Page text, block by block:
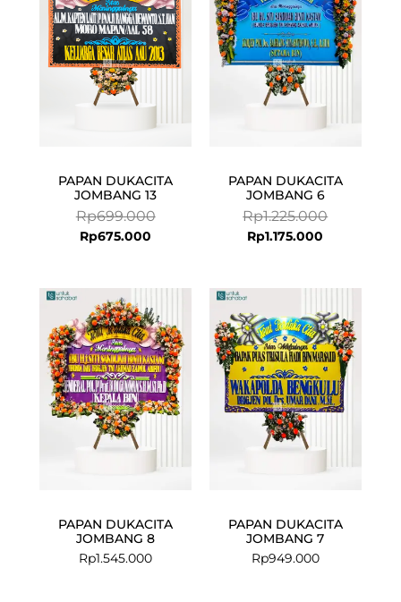
PAPAN DUKACITA
JOMBANG 13
Rp699.000
Rp699.000.
Rp675.000
Rp675.000.
PAPAN DUKACITA
JOMBANG 6
Rp1.225.000
Rp1.175.000
Rp1.175.000.
PAPAN DUKACITA
JOMBANG 8
Rp1.545.000
PAPAN DUKACITA
JOMBANG 7
Rp949.000